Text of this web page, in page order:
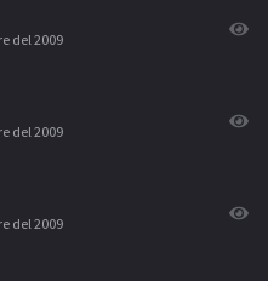
del 2009
del 2009
del 2009